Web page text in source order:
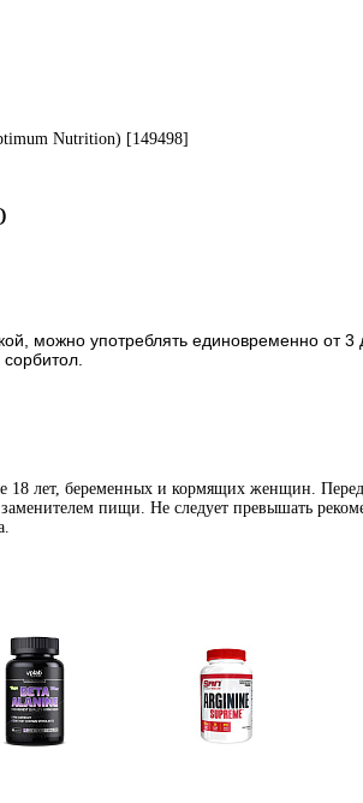
Nutrition) [149498]
можно употреблять единовременно от 3
18 лет, беременных и кормящих женщин.
пищи. Не следует превышать